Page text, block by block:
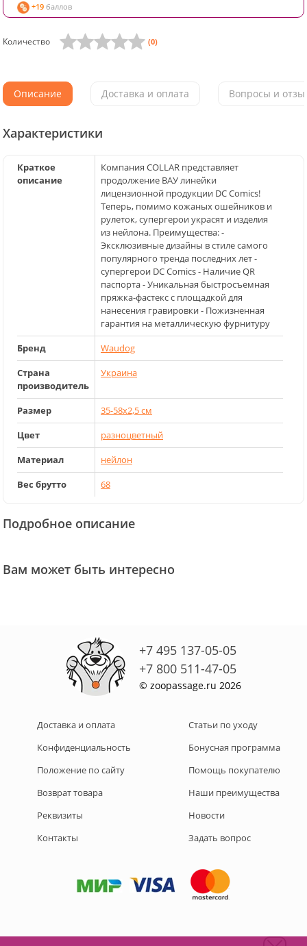
+19 баллов
Количество (0)
Описание Доставка и оплата Вопросы и
Характеристики
Краткое
описание
Компания COLLAR представляет
продолжение ВАУ линейки
лицензионной продукции DC Comics!
Теперь, помимо кожаных ошейников и
рулеток, супергерои украсят и изделия
из нейлона. Преимущества: -
Эксклюзивные дизайны в стиле самого
популярного тренда последних лет -
супергерои DC Comics - Наличие QR
паспорта - Уникальная быстросъемная
пряжка-фастекс с площадкой для
нанесения гравировки - Пожизненная
гарантия на металлическую фурнитуру
Бренд
Waudog
Страна
производитель
Украина
Размер
35-58x2,5 см
Цвет
разноцветный
Материал
нейлон
Вес брутто
68
Подробное описание
Вам может быть интересно
+7 495 137-05-05
+7 800 511-47-05
© zoopassage.ru 2026
Доставка и оплата
Конфиденциальность
Положение по сайту
Возврат товара
Реквизиты
Контакты
Статьи по уходу
Бонусная программа
Помощь покупателю
Наши преимущества
Новости
Задать вопрос